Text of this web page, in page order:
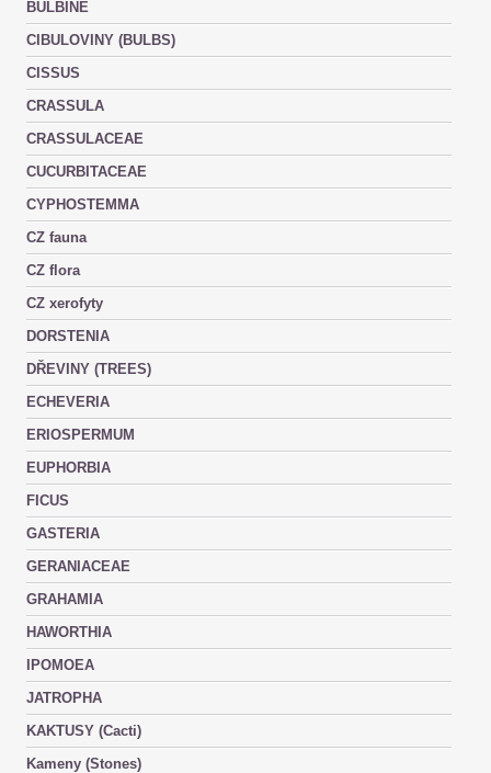
BULBINE
CIBULOVINY (BULBS)
CISSUS
CRASSULA
CRASSULACEAE
CUCURBITACEAE
CYPHOSTEMMA
CZ fauna
CZ flora
CZ xerofyty
DORSTENIA
DŘEVINY (TREES)
ECHEVERIA
ERIOSPERMUM
EUPHORBIA
FICUS
GASTERIA
GERANIACEAE
GRAHAMIA
HAWORTHIA
IPOMOEA
JATROPHA
KAKTUSY (Cacti)
Kameny (Stones)